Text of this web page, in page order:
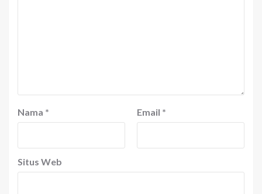
Nama * Email *
Situs Web